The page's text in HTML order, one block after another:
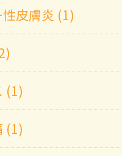
皮膚炎 (1)
(1)
(1)